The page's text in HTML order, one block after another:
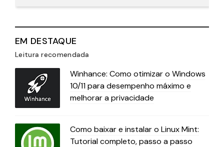
EM DESTAQUE
Leitura recomendada
Winhance: Como otimizar o Windows
10/11 para desempenho máximo e
melhorar a privacidade
Como baixar e instalar o Linux Mint:
Tutorial completo, passo a passo